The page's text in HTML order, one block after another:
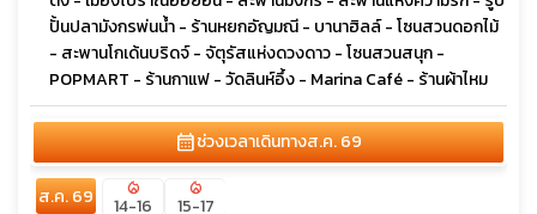
ปั้นปลามังกรพ่นน้ำ - ร้านหยกอัญมณี - บานาฮิลล์ - โซนสวนดอกไม้
- สะพานโกเด้นบริดจ์ - จัตุรัสแห่งดวงดาว - โซนสวนสนุก -
POPMART - ร้านกาแฟ - วัดลินห์อึ้ง - Marina Café - ร้านผ้าไหม
calendar_monthช่วงเวลาเดินทางส.ค. 69
ส.ค. 69 local_fire_department
14-16
local_fire_department
15-17